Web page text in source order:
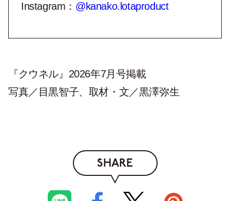
Instagram： @kanako.lotaproduct
『クウネル』2026年7月号掲載
写真／目黒智子、取材・文／黒澤弥生
SHARE